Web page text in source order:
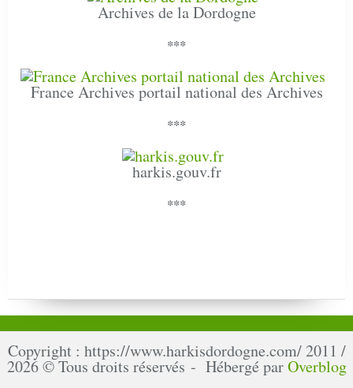
Archives de la Dordogne
***
France Archives portail national des Archives
***
harkis.gouv.fr
***
Copyright : https://www.harkisdordogne.com/ 2011 /
2026 © Tous droits réservés - Hébergé parOverblog